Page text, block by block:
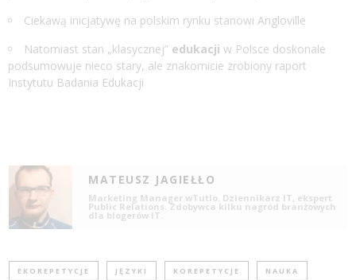
Ciekawą inicjatywę na polskim rynku stanowi Angloville
Natomiast stan „klasycznej” edukacji w Polsce doskonale
podsumowuje nieco stary, ale znakomicie zrobiony raport
Instytutu Badania Edukacji
MATEUSZ JAGIEŁŁO
Marketing Manager wTutlo. Dziennikarz IT, ekspert
Public Relations. Zdobywca kilku nagród branżowych
dla blogerów IT.
EKOREPETYCJE JĘZYKI KOREPETYCJE NAUKA